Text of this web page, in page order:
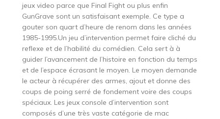
jeux video parce que Final Fight ou plus enfin
GunGrave sont un satisfaisant exemple. Ce type a
gouter son quart d’heure de renom dans les années
1985-1995.Un jeu d’intervention permet faire cliché du
reflexe et de l’habilité du comédien. Cela sert à à
guider l’avancement de l’histoire en fonction du temps
et de l’espace écrasant le moyen. Le moyen demande
le acteur à récupérer des armes, ajout et donne des
coups de poing serré de fondement voire des coups
spéciaux. Les jeux console d’intervention sont
composés d’une très vaste catégorie de mac